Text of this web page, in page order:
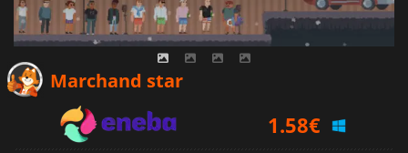
Marchand star
1.58€